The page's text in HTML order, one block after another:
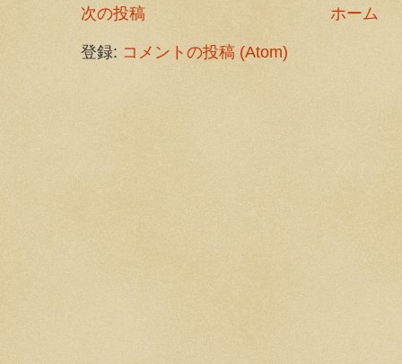
次の投稿 ホーム
登録: コメントの投稿 (Atom)